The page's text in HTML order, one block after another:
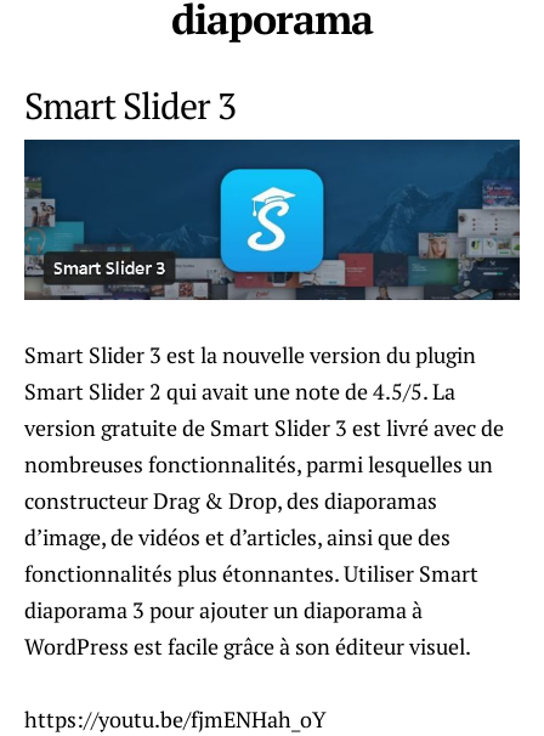
diaporama
Smart Slider 3
Smart Slider 3 est la nouvelle version du plugin
Smart Slider 2 qui avait une note de 4.5/5. La
version gratuite de Smart Slider 3 est livré avec de
nombreuses fonctionnalités, parmi lesquelles un
constructeur Drag & Drop, des diaporamas
d’image, de vidéos et d’articles, ainsi que des
fonctionnalités plus étonnantes. Utiliser Smart
diaporama 3 pour ajouter un diaporama à
WordPress est facile grâce à son éditeur visuel.
https://youtu.be/fjmENHah_oY